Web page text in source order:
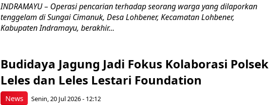
INDRAMAYU – Operasi pencarian terhadap seorang warga yang dilaporkan
tenggelam di Sungai Cimanuk, Desa Lohbener, Kecamatan Lohbener,
Kabupaten Indramayu, berakhir...
News
Budidaya Jagung Jadi Fokus Kolaborasi Polsek
Leles dan Leles Lestari Foundation
Senin, 20 Jul 2026 - 12:12